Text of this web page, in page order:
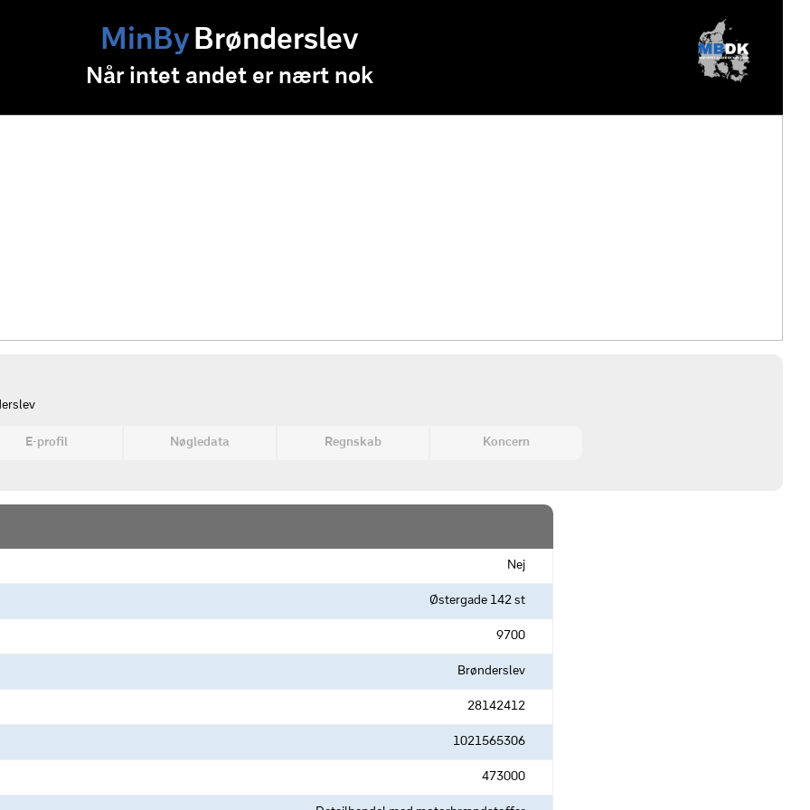
MinByBrønderslev
Når intet andet er nært nok
E-profil Nøgledata Regnskab Koncern
Nej
Østergade 142 st
9700
Brønderslev
28142412
1021565306
473000